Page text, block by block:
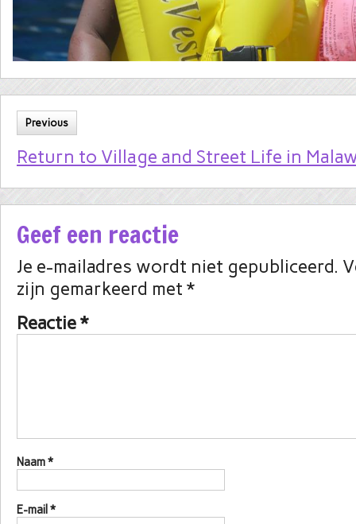
Previous
Return to Village and Street Life in
Geef een reactie
Je e-mailadres wordt niet gepubliceerd.
zijn gemarkeerd met *
Reactie*
Naam*
E-mail *